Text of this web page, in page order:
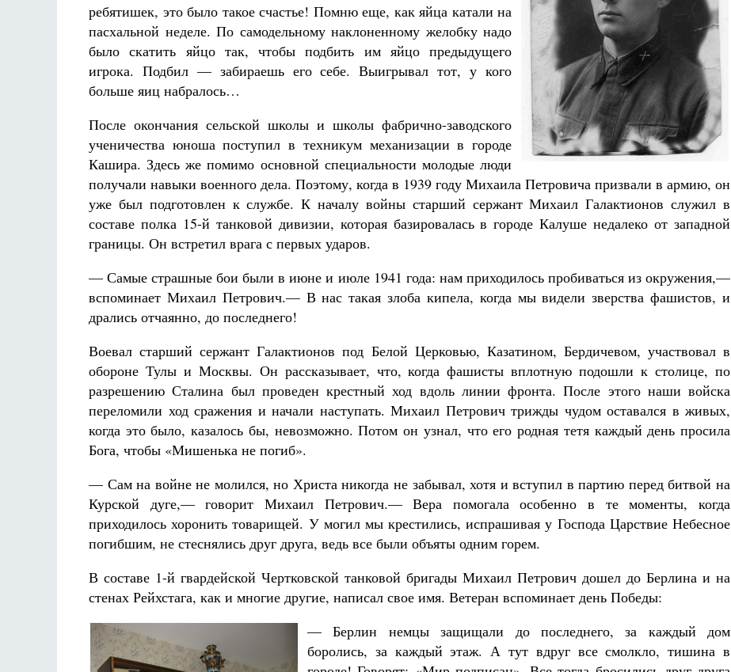
ребятишек, это было такое счастье! Помню еще, как яйца катали на
пасхальной неделе. По самодельному наклоненному желобку надо
было скатить яйцо так, чтобы подбить им яйцо предыдущего
игрока. Подбил — забираешь его себе. Выигрывал тот, у кого
больше яиц набралось…
После окончания сельской школы и школы фабрично-заводского
ученичества юноша поступил в техникум механизации в городе
Кашира. Здесь же помимо основной специальности молодые люди
получали навыки военного дела. Поэтому, когда в 1939 году Михаила Петровича призвали в армию, он
уже был подготовлен к службе. К началу войны старший сержант Михаил Галактионов служил в
составе полка 15-й танковой дивизии, которая базировалась в городе Калуше недалеко от западной
границы. Он встретил врага с первых ударов.
— Самые страшные бои были в июне и июле 1941 года: нам приходилось пробиваться из окружения,—
вспоминает Михаил Петрович.— В нас такая злоба кипела, когда мы видели зверства фашистов, и
дрались отчаянно, до последнего!
Воевал старший сержант Галактионов под Белой Церковью, Казатином, Бердичевом, участвовал в
обороне Тулы и Москвы. Он рассказывает, что, когда фашисты вплотную подошли к столице, по
разрешению Сталина был проведен крестный ход вдоль линии фронта. После этого наши войска
переломили ход сражения и начали наступать. Михаил Петрович трижды чудом оставался в живых,
когда это было, казалось бы, невозможно. Потом он узнал, что его родная тетя каждый день просила
Бога, чтобы «Мишенька не погиб».
— Сам на войне не молился, но Христа никогда не забывал, хотя и вступил в партию перед битвой на
Курской дуге,— говорит Михаил Петрович.— Вера помогала особенно в те моменты, когда
приходилось хоронить товарищей. У могил мы крестились, испрашивая у Господа Царствие Небесное
погибшим, не стеснялись друг друга, ведь все были объяты одним горем.
В составе 1-й гвардейской Чертковской танковой бригады Михаил Петрович дошел до Берлина и на
стенах Рейхстага, как и многие другие, написал свое имя. Ветеран вспоминает день Победы:
— Берлин немцы защищали до последнего, за каждый дом
боролись, за каждый этаж. А тут вдруг все смолкло, тишина в
Кирилл Мурышев